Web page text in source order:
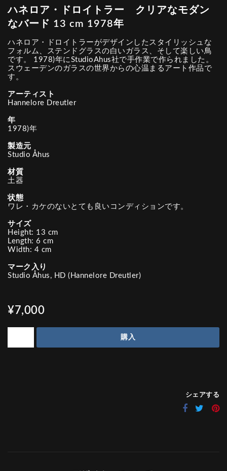
ハネロア・ドロイトラー クリアなモダン
なバード 13 cm 1978年
ハネロア・ドロイトラーがデザインしたスタイリッシュな
フォルム、ステンドグラスの白いガラス、そして楽しい鳥
です。 1978)年にStudioAhus社で手作業で作られました。
スウェーデンのガラスの世界からの心温まるアート作品で
す。
アーティスト
Hannelore Dreutler
年
1978)年
製造元
Studio Åhus
材質
土器
状態
ワレ・カケのないとても良いコンディションです。
サイズ
Height: 13 cm
Length: 6 cm
Width: 4 cm
マーク入り
Studio Åhus, HD (Hannelore Dreutler)
¥7,000
購入
シェアする